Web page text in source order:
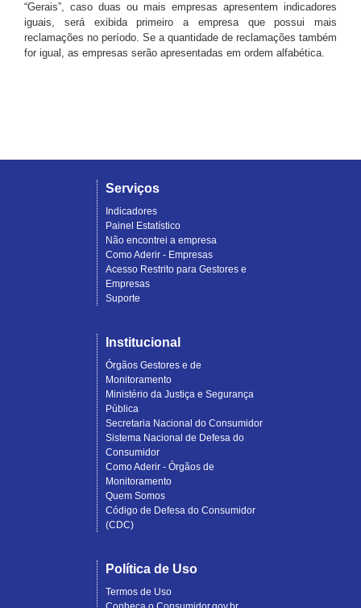
“Gerais”, caso duas ou mais empresas apresentem indicadores
iguais, será exibida primeiro a empresa que possui mais
reclamações no período. Se a quantidade de reclamações também
for igual, as empresas serão apresentadas em ordem alfabética.
Serviços
Indicadores
Painel Estatístico
Não encontrei a empresa
Como Aderir - Empresas
Acesso Restrito para Gestores e
Empresas
Suporte
Institucional
Órgãos Gestores e de
Monitoramento
Ministério da Justiça e Segurança
Pública
Secretaria Nacional do Consumidor
Sistema Nacional de Defesa do
Consumidor
Como Aderir - Órgãos de
Monitoramento
Quem Somos
Código de Defesa do Consumidor
(CDC)
Política de Uso
Termos de Uso